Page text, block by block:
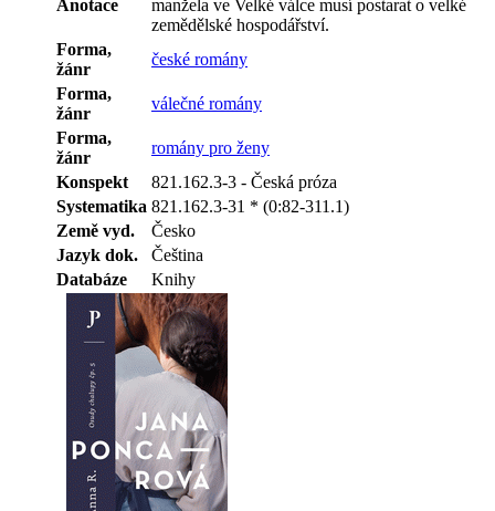
Anotace
manžela ve Velké válce musí postarat o velké
zemědělské hospodářství.
Forma,
žánr
české romány
Forma,
žánr
válečné romány
Forma,
žánr
romány pro ženy
Konspekt
821.162.3-3 - Česká próza
Systematika 821.162.3-31 * (0:82-311.1)
Země vyd.
Česko
Jazyk dok.
Čeština
Databáze
Knihy